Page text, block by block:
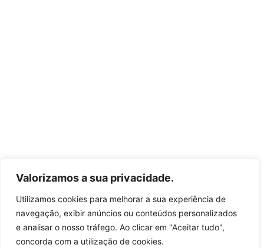
Valorizamos a sua privacidade.
Utilizamos cookies para melhorar a sua experiência de
navegação, exibir anúncios ou conteúdos personalizados
e analisar o nosso tráfego. Ao clicar em "Aceitar tudo",
concorda com a utilização de cookies.